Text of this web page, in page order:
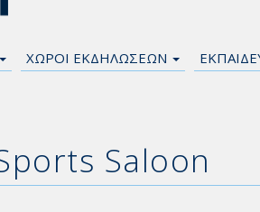
ΧΩΡΟΙ ΕΚΔΗΛΩΣΕΩΝ
Saloon